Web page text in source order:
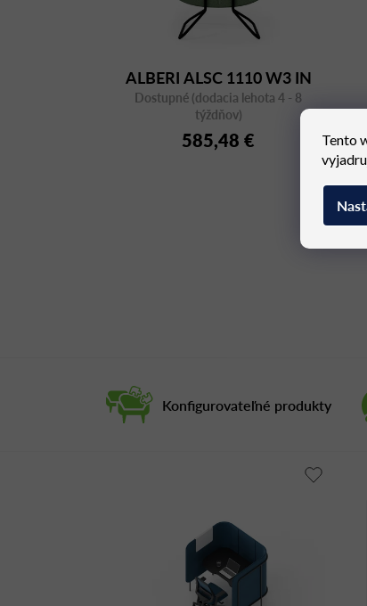
Tento
Konfigurovateľné produkty
ALBERI ALSC 1110 W3 IN
Dostupné (dodacia lehota 4 - 8
týždňov)
585,48 €